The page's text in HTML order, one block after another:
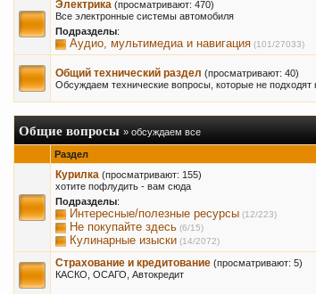
Электрика (просматривают: 470)
Все электронные системы автомобиля
Подразделы:
Аудио, мультимедиа и навигация (101/27033)
Общий технический раздел (просматривают: 40)
Обсуждаем технические вопросы, которые не
Общие вопросы » обсуждаем все
Раздел
Курилка (просматривают: 155)
хотите пофлудить - вам сюда
Подразделы:
Интересные/полезные ресурсы (12/223)
Не покупайте здесь (6/15)
Кулинарные изыски (14/2072)
Страхование и кредитование (просматривают: 5)
КАСКО, ОСАГО, Автокредит